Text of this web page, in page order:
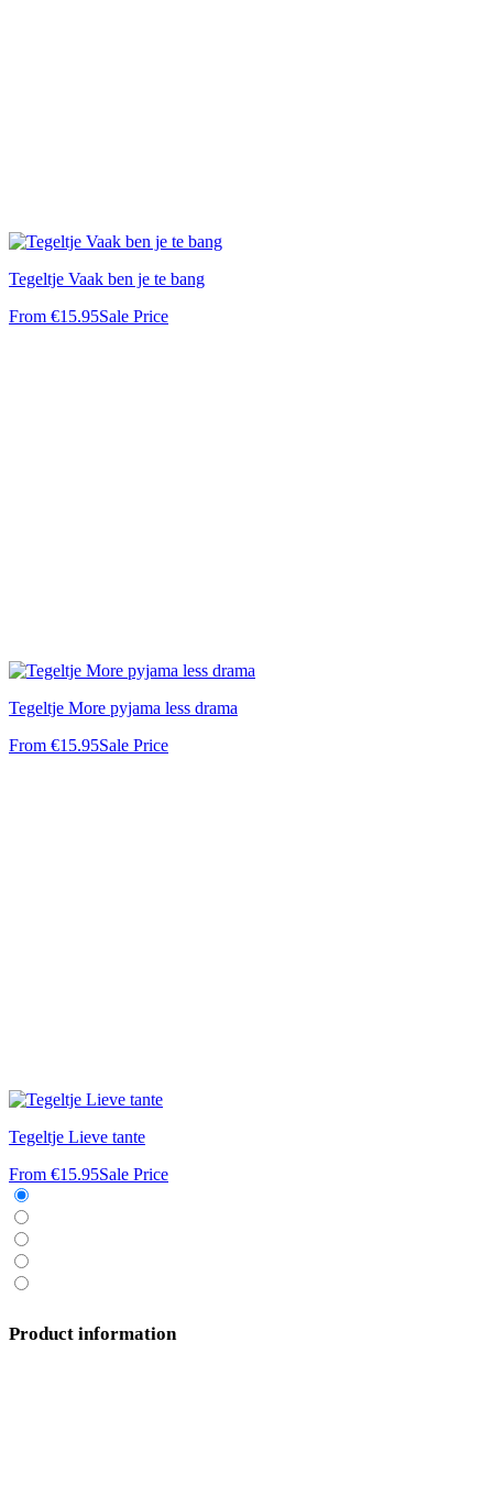
Tegeltje Vaak ben je te bang
From €15.95Sale Price
Tegeltje More pyjama less drama
From €15.95Sale Price
Tegeltje Lieve tante
From €15.95Sale Price
Product information